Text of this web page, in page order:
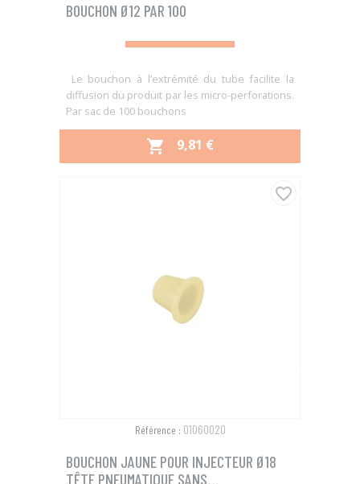
BOUCHON Ø12 PAR 100
Le bouchon à l’extrémité du tube facilite la
diffusion du produit par les micro-perforations.
Par sac de 100 bouchons
 PRIX
9,81 €
Référence : 01060020
BOUCHON JAUNE POUR INJECTEUR Ø18
TÊTE PNEUMATIQUE SANS...
favorite_border